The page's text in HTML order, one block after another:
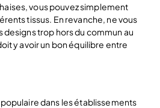
vous pouvez simplement
tissus. En revanche, ne vous
designs trop hors du commun au
y avoir un bon équilibre entre
dans les établissements